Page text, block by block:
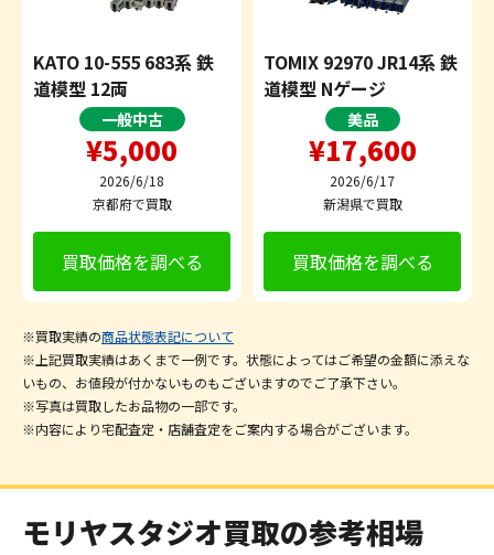
KATO 10-555 683系 鉄
道模型 12両
一般中古
¥5,000
2026/6/18
京都府で買取
買取価格を調べる
TOMIX 92970 JR14系 鉄
道模型 Nゲージ
美品
¥17,600
2026/6/17
新潟県で買取
買取価格を調べる
※買取実績の商品状態表記について
※上記買取実績はあくまで一例です。状態によってはご希望の金額に添えな
いもの、お値段が付かないものもございますのでご了承下さい。
※写真は買取したお品物の一部です。
※内容により宅配査定・店舗査定をご案内する場合がございます。
モリヤスタジオ買取の参考相場